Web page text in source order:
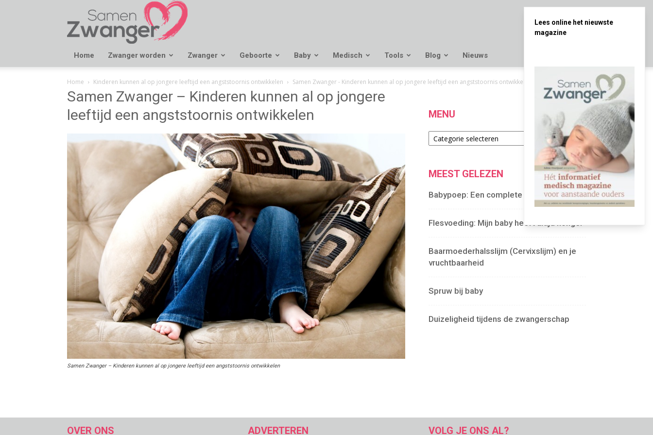
Samen
Zwanger
Home Zwanger worden Zwanger Geboorte Baby Medisch Tools Blog Nieuws
Home Kinderen kunnen al op jongere leeftijd een angststoornis ontwikkelen Samen Zwanger - Kinderen kunnen al op jongere leeftijd een angststoornis ontwikkelen
Samen Zwanger – Kinderen kunnen al op jongere
leeftijd een angststoornis ontwikkelen
Samen Zwanger – Kinderen kunnen al op jongere leeftijd een angststoornis ontwikkelen
MENU
Menu
MEEST GELEZEN
Babypoep: Een complete gids
Flesvoeding: Mijn baby heeft altijd honger
Baarmoederhalsslijm (Cervixslijm) en je
vruchtbaarheid
Spruw bij baby
Duizeligheid tijdens de zwangerschap
OVER ONS ADVERTEREN VOLG JE ONS AL?
Lees online het nieuwste
magazine